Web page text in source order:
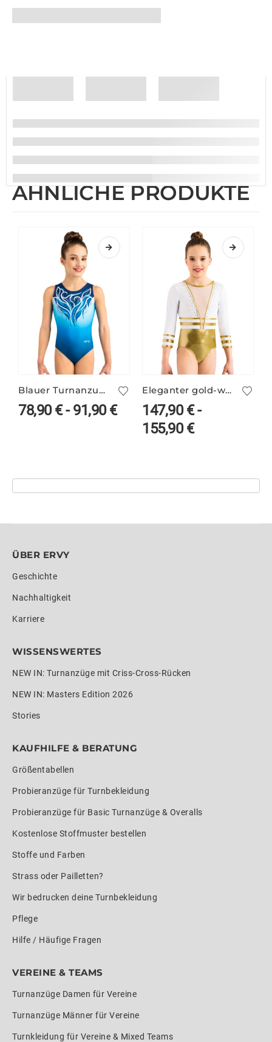
ÄHNLICHE PRODUKTE
Blauer Turnanzug DYLA/1 bedruckt
78,90€-91,90€
Eleganter gold-weißer Turnanzug ANIKE/1
147,90€-
155,90€
ÜBER ERVY
Geschichte
Nachhaltigkeit
Karriere
WISSENSWERTES
NEW IN: Turnanzüge mit Criss-Cross-Rücken
NEW IN: Masters Edition 2026
Stories
KAUFHILFE & BERATUNG
Größentabellen
Probieranzüge für Turnbekleidung
Probieranzüge für Basic Turnanzüge & Overalls
Kostenlose Stoffmuster bestellen
Stoffe und Farben
Strass oder Pailletten?
Wir bedrucken deine Turnbekleidung
Pflege
Hilfe / Häufige Fragen
VEREINE & TEAMS
Turnanzüge Damen für Vereine
Turnanzüge Männer für Vereine
Turnkleidung für Vereine & Mixed Teams